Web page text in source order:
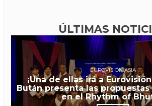
ÚLTIMAS
EUROVISIÓN ASIA
¡Una de ellas irá a
Bután presenta las
en el Rhythm of